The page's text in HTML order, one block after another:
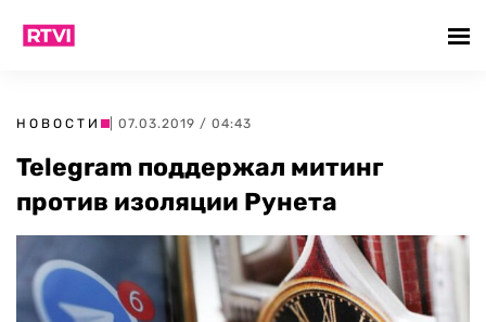
НОВОСТИ | 07.03.2019 / 04:43
Telegram поддержал митинг
против изоляции Рунета